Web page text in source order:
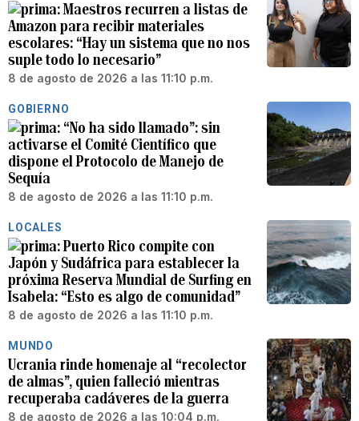
Maestros recurren a listas de
Amazon para recibir materiales
escolares: “Hay un sistema que no nos
suple todo lo necesario”
8 de agosto de 2026 a las 11:10 p.m.
GOBIERNO
“No ha sido llamado”: sin
activarse el Comité Científico que
dispone el Protocolo de Manejo de
Sequía
8 de agosto de 2026 a las 11:10 p.m.
LOCALES
Puerto Rico compite con
Japón y Sudáfrica para establecer la
próxima Reserva Mundial de Surfing en
Isabela: “Esto es algo de comunidad”
8 de agosto de 2026 a las 11:10 p.m.
MUNDO
Ucrania rinde homenaje al “recolector
de almas”, quien falleció mientras
recuperaba cadáveres de la guerra
8 de agosto de 2026 a las 10:04 p.m.